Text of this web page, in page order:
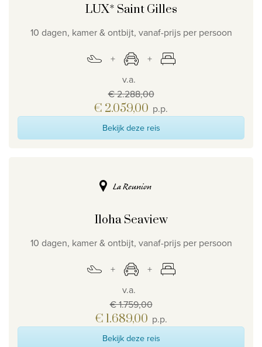
LUX* Saint Gilles
10 dagen, kamer & ontbijt, vanaf-prijs per persoon
v.a.
€ 2.288,00
€ 2.059,00 p.p.
Bekijk deze reis
La Reunion
Iloha Seaview
10 dagen, kamer & ontbijt, vanaf-prijs per persoon
v.a.
€ 1.759,00
€ 1.689,00 p.p.
Bekijk deze reis